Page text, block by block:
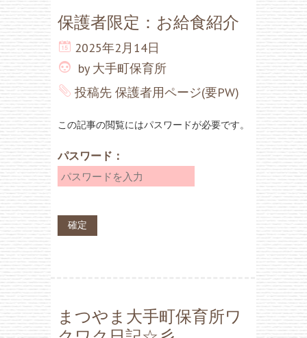
保護者限定：お給食紹介
2025年2月14日
by 大手町保育所
投稿先 保護者用ページ(要PW)
この記事の閲覧にはパスワードが必要です。
パスワード：
まつやま大手町保育所ワ